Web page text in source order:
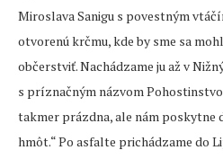
Miroslava Sanigu s povestným
otvorenú krčmu, kde by sme sa
občerstviť. Nachádzame ju až v
s príznačným názvom
takmer prázdna, ale nám poskytne
hmôt.“ Po asfalte prichádzame do